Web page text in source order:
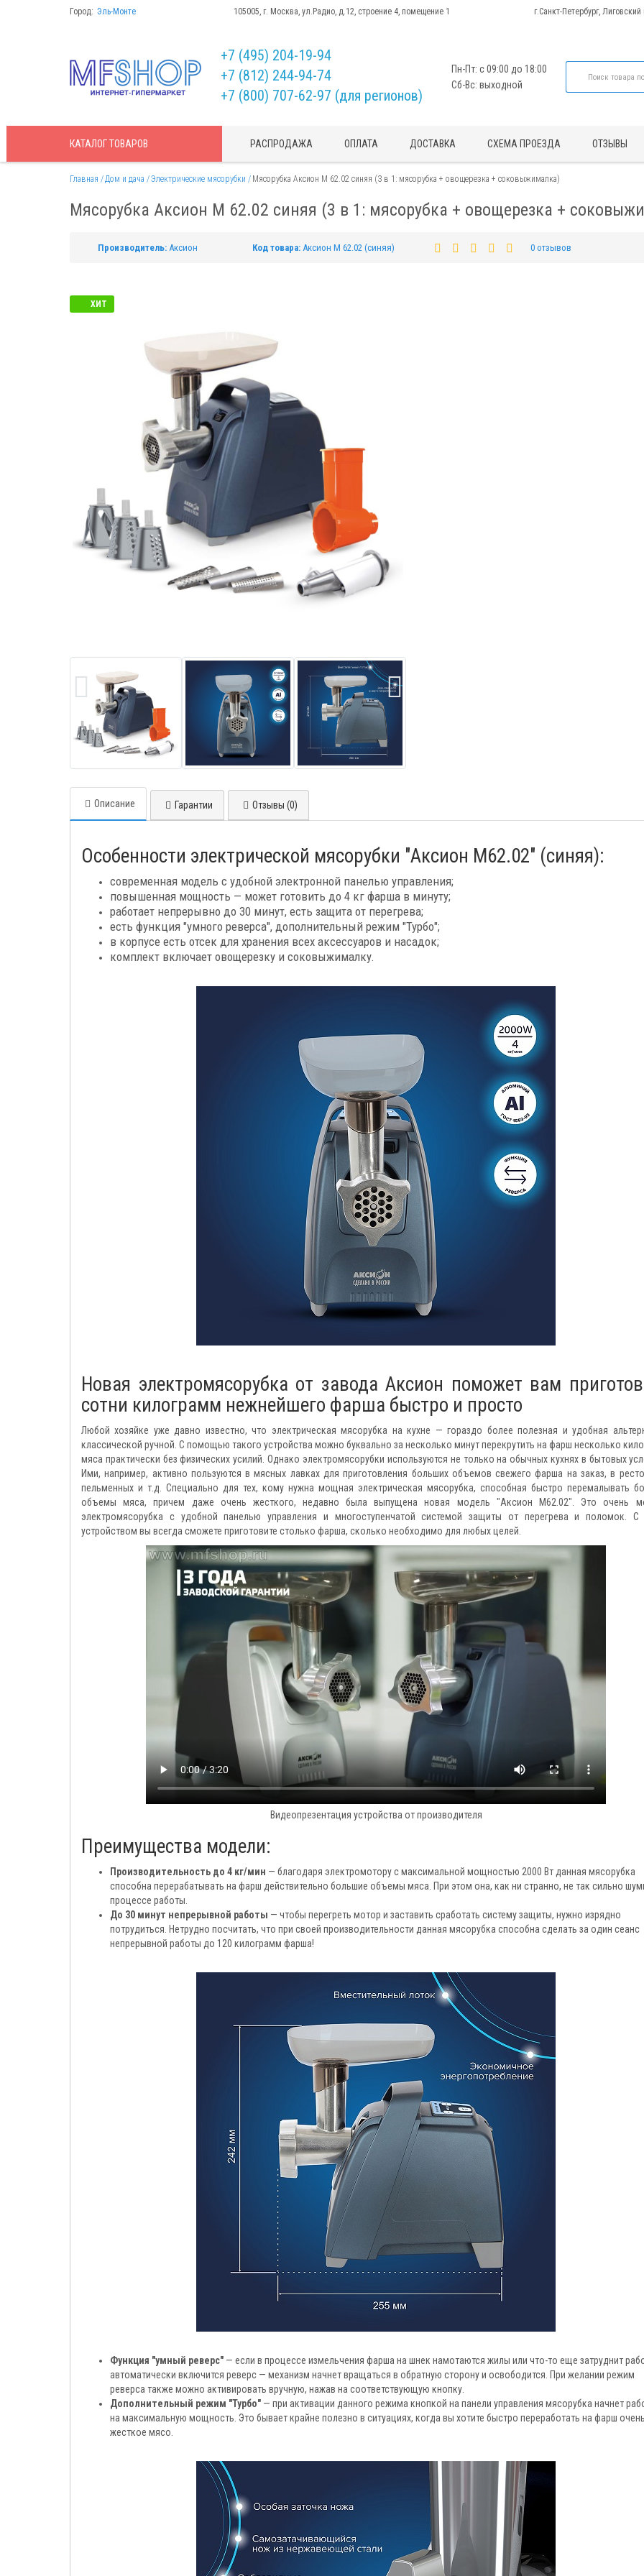
Город: Эль-Монте 105005, г. Москва, ул.Радио, д.12, строение 4, помещение 1 г.Санкт-Петербург,
+7 (495) 204-19-94
+7 (812) 244-94-74
+7 (800) 707-62-97 (для регионов)
Пн-Пт: с 09:00 до 18:00
Сб-Вс: выходной
КАТАЛОГТОВАРОВ РАСПРОДАЖА ОПЛАТА ДОСТАВКА СХЕМА ПРОЕЗДА ОТЗЫВЫ
Главная Дом и дача Электрические мясорубки Мясорубка Аксион М 62.02 синяя (3 в 1: мясорубка + овощерезка + соковыжималка)
Мясорубка Аксион М 62.02 синяя (3 в 1: мясорубка + овощерезка +
Производитель: Аксион Код товара: Аксион М 62.02 (синяя) 0 отзывов
ХИТ
Описание Гарантии Отзывы (0)
Особенности электрической мясорубки "Аксион М62.02" (синяя):
современная модель с удобной электронной панелью управления;
повышенная мощность — может готовить до 4 кг фарша в минуту;
работает непрерывно до 30 минут, есть защита от перегрева;
есть функция "умного реверса", дополнительный режим "Турбо";
в корпусе есть отсек для хранения всех аксессуаров и насадок;
комплект включает овощерезку и соковыжималку.
Новая электромясорубка от завода Аксион поможет вам
сотни килограмм нежнейшего фарша быстро и просто
Любой хозяйке уже давно известно, что электрическая мясорубка на кухне — гораздо более полезная и удобная
классической ручной. С помощью такого устройства можно буквально за несколько минут перекрутить на фарш несколько
мяса практически без физических усилий. Однако электромясорубки используются не только на обычных кухнях в бытовых
Ими, например, активно пользуются в мясных лавках для приготовления больших объемов свежего фарша на заказ, в
пельменных и т.д. Специально для тех, кому нужна мощная электрическая мясорубка, способная быстро перемалывать
объемы мяса, причем даже очень жесткого, недавно была выпущена новая модель "Аксион М62.02". Это очень
электромясорубка с удобной панелью управления и многоступенчатой системой защиты от перегрева и поломок. С
устройством вы всегда сможете приготовите столько фарша, сколько необходимо для любых целей.
Видеопрезентация устройства от производителя
Преимущества модели:
Производительность до 4 кг/мин — благодаря электромотору с максимальной мощностью 2000 Вт данная мясорубка
способна перерабатывать на фарш действительно большие объемы мяса. При этом она, как ни странно, не так сильно
процессе работы.
До 30 минут непрерывной работы — чтобы перегреть мотор и заставить сработать систему защиты, нужно изрядно
потрудиться. Нетрудно посчитать, что при своей производительности данная мясорубка способна сделать за один сеанс
непрерывной работы до 120 килограмм фарша!
Функция "умный реверс" — если в процессе измельчения фарша на шнек намотаются жилы или что-то еще затруднит
автоматически включится реверс — механизм начнет вращаться в обратную сторону и освободится. При желании режим
реверса также можно активировать вручную, нажав на соответствующую кнопку.
Дополнительный режим "Турбо" — при активации данного режима кнопкой на панели управления мясорубка начнет
на максимальную мощность. Это бывает крайне полезно в ситуациях, когда вы хотите быстро переработать на фарш
жесткое мясо.